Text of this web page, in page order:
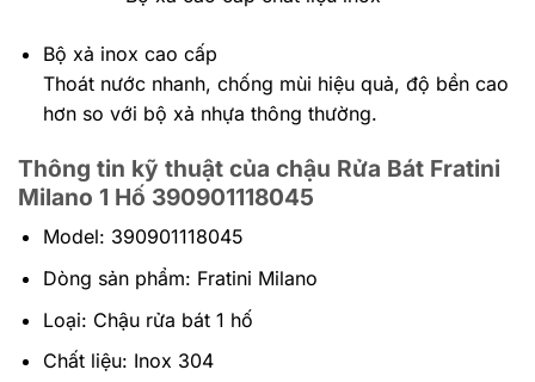
Bộ xả inox cao cấp
Thoát nước nhanh, chống mùi hiệu quả, độ bền cao
hơn so với bộ xả nhựa thông thường.
Thông tin kỹ thuật của chậu Rửa Bát Fratini
Milano 1 Hố 390901118045
Model: 390901118045
Dòng sản phẩm: Fratini Milano
Loại: Chậu rửa bát 1 hố
Chất liệu: Inox 304